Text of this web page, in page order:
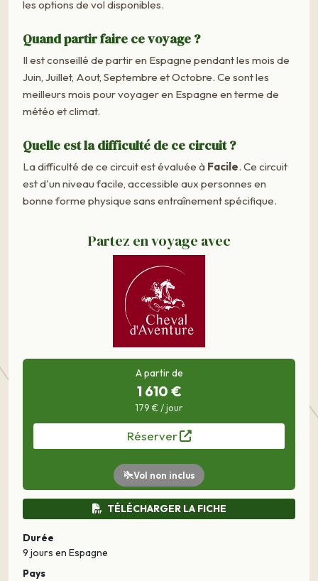
les options de vol disponibles.
Quand partir faire ce voyage ?
Il est conseillé de partir en Espagne pendant les mois de
Juin, Juillet, Aout, Septembre et Octobre. Ce sont les
meilleurs mois pour voyager en Espagne en terme de
météo et climat.
Quelle est la difficulté de ce circuit ?
La difficulté de ce circuit est évaluée à Facile. Ce circuit
est d'un niveau facile, accessible aux personnes en
bonne forme physique sans entraînement spécifique.
Partez en voyage avec
A partir de
1 610 €
179 € / jour
Réserver
Vol non inclus
TÉLÉCHARGER LA FICHE
Durée
9 jours en Espagne
Pays